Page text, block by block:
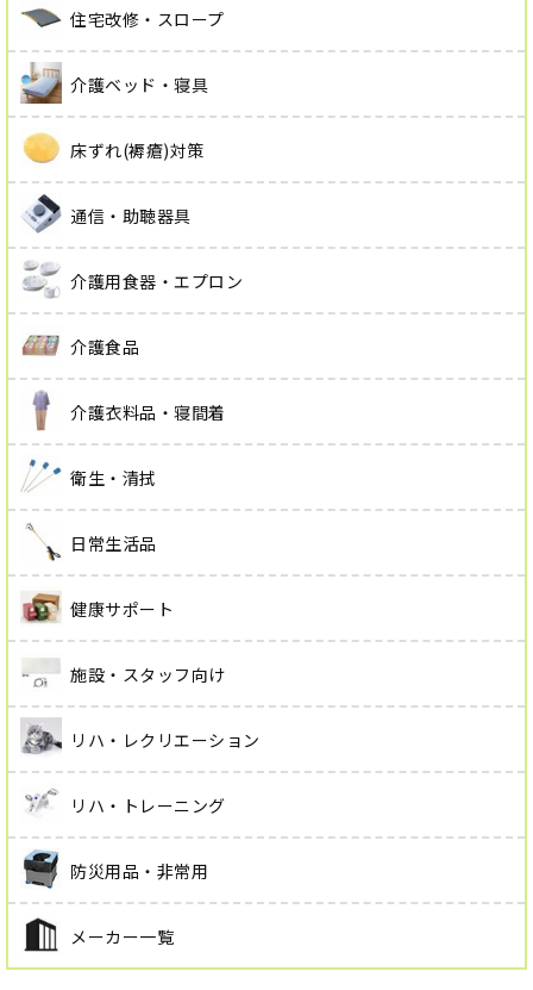
住宅改修・スロープ
介護ベッド・寝具
床ずれ(褥瘡)対策
通信・助聴器具
介護用食器・エプロン
介護食品
介護衣料品・寝間着
衛生・清拭
日常生活品
健康サポート
施設・スタッフ向け
リハ・レクリエーション
リハ・トレーニング
防災用品・非常用
メーカー一覧